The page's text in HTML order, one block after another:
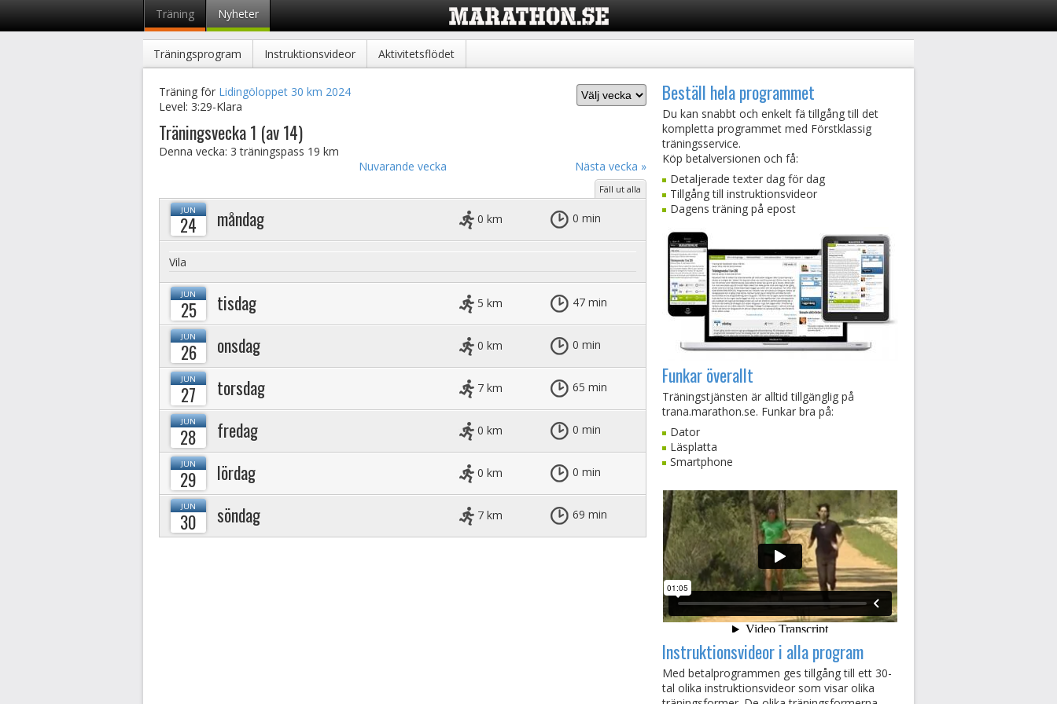
Träning Nyheter
Träningsprogram Instruktionsvideor Aktivitetsflödet
Träning för Lidingöloppet 30 km 2024
Level: 3:29-Klara
Träningsvecka 1 (av 14)
Denna vecka: 3 träningspass 19 km
Nuvarande vecka
Nästa vecka »
Fäll ut alla
JUN
24 måndag 0 km 0 min
Vila
JUN
25 tisdag 5 km 47 min
JUN
26 onsdag 0 km 0 min
JUN
27 torsdag 7 km 65 min
JUN
28 fredag 0 km 0 min
JUN
29 lördag 0 km 0 min
JUN
30 söndag 7 km 69 min
Beställ hela programmet
Du kan snabbt och enkelt fä tillgång till det
kompletta programmet med Förstklassig
träningsservice.
Köp betalversionen och få:
Detaljerade texter dag för dag
Tillgång till instruktionsvideor
Dagens träning på epost
Funkar överallt
Träningstjänsten är alltid tillgänglig på
trana.marathon.se. Funkar bra på:
Dator
Läsplatta
Smartphone
Instruktionsvideor i alla program
Med betalprogrammen ges tillgång till ett 30-
tal olika instruktionsvideor som visar olika